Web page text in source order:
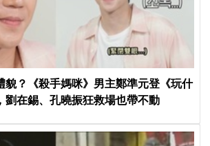
貌？《殺手媽咪》男主鄭準元登《玩什
劉在錫、孔曉振狂救場也帶不動